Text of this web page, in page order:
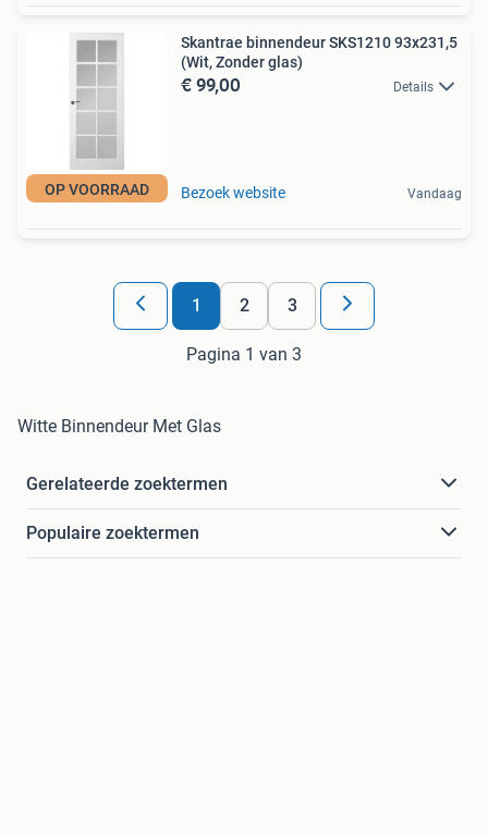
OP VOORRAAD
Skantrae binnendeur SKS1210 93x231,5
(Wit, Zonder glas)
€ 99,00 Details
Bezoek website Vandaag
1 2 3
Pagina 1 van 3
Witte Binnendeur Met Glas
Gerelateerde zoektermen
Populaire zoektermen